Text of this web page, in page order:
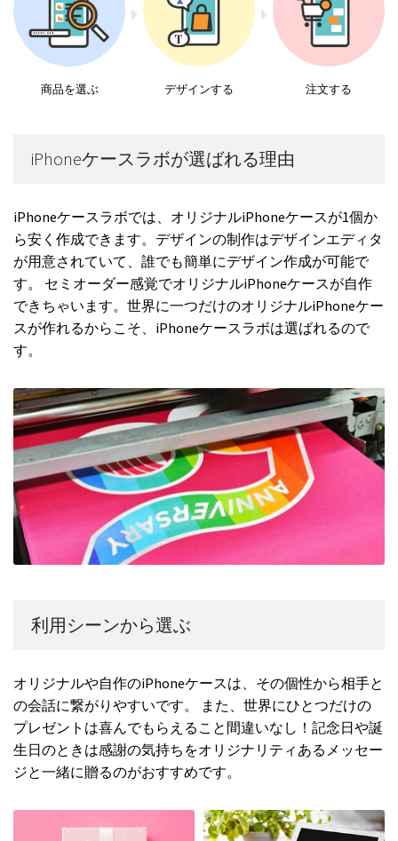
商品を選ぶ デザインする 注文する
iPhoneケースラボが選ばれる理由
iPhoneケースラボでは、オリジナルiPhoneケースが1個か
ら安く作成できます。デザインの制作はデザインエディタ
が用意されていて、誰でも簡単にデザイン作成が可能で
す。 セミオーダー感覚でオリジナルiPhoneケースが自作
できちゃいます。世界に一つだけのオリジナルiPhoneケー
スが作れるからこそ、iPhoneケースラボは選ばれるので
す。
利用シーンから選ぶ
オリジナルや自作のiPhoneケースは、その個性から相手と
の会話に繋がりやすいです。 また、世界にひとつだけの
プレゼントは喜んでもらえること間違いなし！記念日や誕
生日のときは感謝の気持ちをオリジナリティあるメッセー
ジと一緒に贈るのがおすすめです。